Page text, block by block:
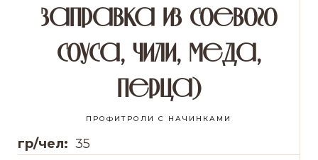
заправка из соевого
соуса, чили, меда,
перца)
ПРОФИТРОЛИ С НАЧИНКАМИ
гр/чел: 35